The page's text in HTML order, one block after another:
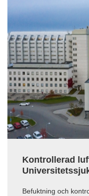
Kontrollerad
Befuktning och